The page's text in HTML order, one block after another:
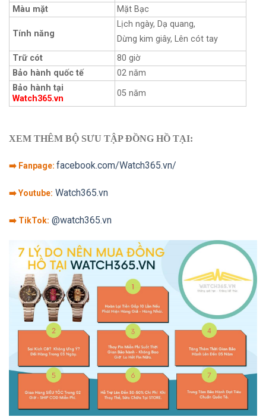
Màu mặt Mặt Bạc
Tính năng
Lịch ngày, Dạ quang,
Dừng kim giây, Lên cót tay
Trữ cót
80 giờ
Bảo hành quốc tế
02 năm
Bảo hành tại
Watch365.vn
05 năm
XEM THÊM BỘ SƯU TẬP ĐỒNG HỒ TẠI:
➡️ Fanpage: facebook.com/Watch365.vn/
➡️ Youtube: Watch365.vn
➡️ TikTok: @watch365.vn